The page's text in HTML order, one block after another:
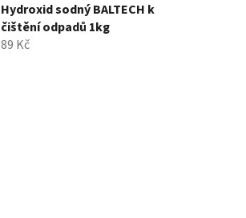
Hydroxid sodný BALTECH k
čištění odpadů 1kg
89 Kč